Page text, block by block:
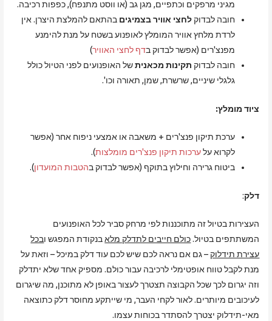
מגיני מרפקים וכתפיים, מגן גב (או ווסט מתנפח), כפפות רכיבה.
חובה לבדוקלחצי אוויר בצמיגים בהתאם להמלצת היצרן. אין
לרדת מלחץ אוויר המומלץ לאופנוע בשטח על מנת להימנע
מפנצ'רים (אפשר לבדוק בדף לחצי האוויר)
חובה לבדוק תקינות מכאניתשל האופנועים לפני הטיול כולל
גלגלי שיניים, שרשרת, שמן, תאורה וכו'.
ציוד מומלץ:
ערכת תיקון פנצ'רים + משאבה או אמצעי ניפוח אחר (אפשר
לקרוא עלערכות תיקון פנצ'רים מומלצות).
ביטוח גרירה וחילוץ בתוקף (אפשר לבדוק בהטבות המועדון).
דלק:
העצירות בטיול זה מתוכננות לפי מרחק סביר לכל האופנועים
המשתתפים בטיול.כולם חייבים לתדלק מלאבנקודת המפגש ובכל
עצירת תידלוק– גם אם נראה לכם שיש לכם עוד דלק במיכל – וזאת על
מנת לקבל טווח אופטימלי לרכיבה עבור כולם. מספיק אחד שלא יתדלק
וזה יגרום לכך שכל הקבוצה תצטרך לעצור באופן לא מתוכנן, מה שיגרום
לעיכובים מיותרים. לאור לקחי העבר, מי שייתקע מחוסר דלק כתוצאה
מאי-תידלוק יצטרך להסתדר בכוחות עצמו.